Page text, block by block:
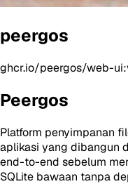
peergos
ghcr.io/peergos/web-
Peergos
Platform penyimpanan
aplikasi yang dibangun
end-to-end sebelum
SQLite bawaan tanpa